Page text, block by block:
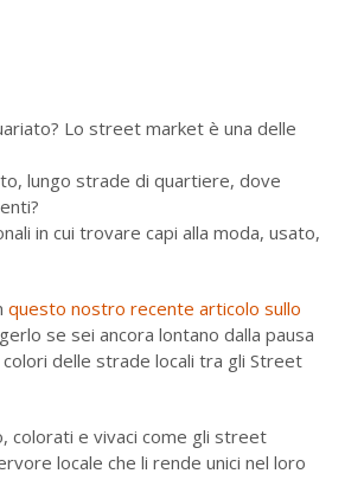
Lo street market è una delle
lungo strade di quartiere, dove
in cui trovare capi alla moda, usato,
questo nostro recente articolo sullo
se sei ancora lontano dalla pausa
delle strade locali tra gli Street
colorati e vivaci come gli street
locale che li rende unici nel loro